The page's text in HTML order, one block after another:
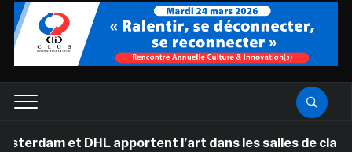
et DHL apportent l’art dans les salles de classe des